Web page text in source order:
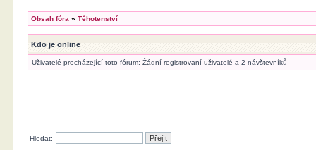
Obsah fóra »Těhotenství
Kdo je online
Uživatelé procházející toto fórum: Žádní registrovaní uživatelé a 2 návštevníků
Hledat: